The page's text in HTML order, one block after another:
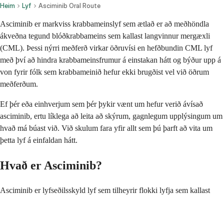
Heim Lyf Asciminib Oral Route
Asciminib er markviss krabbameinslyf sem ætlað er að meðhöndla
ákveðna tegund blóðkrabbameins sem kallast langvinnur mergæxli
(CML). Þessi nýrri meðferð virkar öðruvísi en hefðbundin CML lyf
með því að hindra krabbameinsfrumur á einstakan hátt og býður upp á
von fyrir fólk sem krabbameinið hefur ekki brugðist vel við öðrum
meðferðum.
Ef þér eða einhverjum sem þér þykir vænt um hefur verið ávísað
asciminib, ertu líklega að leita að skýrum, gagnlegum upplýsingum um
hvað má búast við. Við skulum fara yfir allt sem þú þarft að vita um
þetta lyf á einfaldan hátt.
Hvað er Asciminib?
Asciminib er lyfseðilsskyld lyf sem tilheyrir flokki lyfja sem kallast